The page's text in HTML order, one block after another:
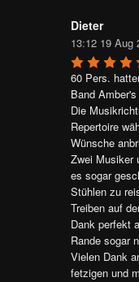
Dieter
13:12 19 Aug
60 Pers.
Band
Die
Repertoire
Wünsche
Zwei Musiker
es sogar
Stühlen zu
Treiben auf
Dank perfekt
Rande sogar
Vielen Dank
fetzigen und